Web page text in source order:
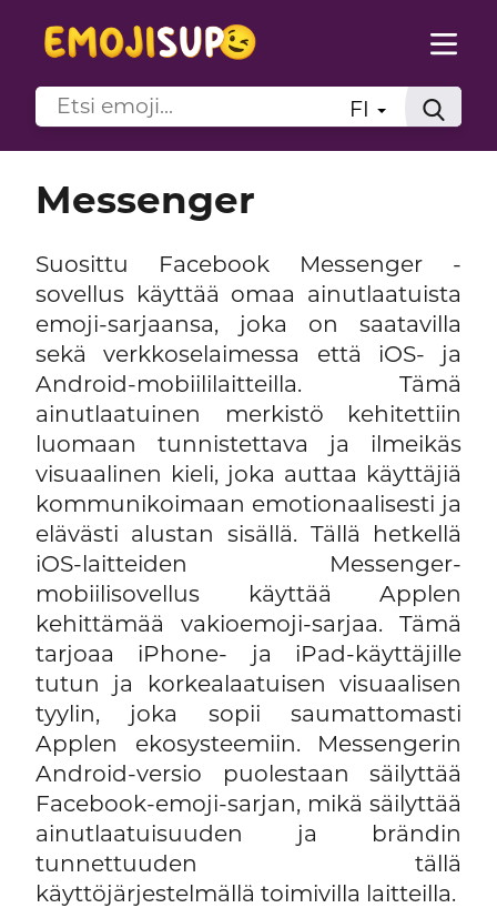
FI
Messenger
Suosittu Facebook Messenger -
sovellus käyttää omaa ainutlaatuista
emoji-sarjaansa, joka on saatavilla
sekä verkkoselaimessa että iOS- ja
Android-mobiililaitteilla. Tämä
ainutlaatuinen merkistö kehitettiin
luomaan tunnistettava ja ilmeikäs
visuaalinen kieli, joka auttaa käyttäjiä
kommunikoimaan emotionaalisesti ja
elävästi alustan sisällä. Tällä hetkellä
iOS-laitteiden Messenger-
mobiilisovellus käyttää Applen
kehittämää vakioemoji-sarjaa. Tämä
tarjoaa iPhone- ja iPad-käyttäjille
tutun ja korkealaatuisen visuaalisen
tyylin, joka sopii saumattomasti
Applen ekosysteemiin. Messengerin
Android-versio puolestaan säilyttää
Facebook-emoji-sarjan, mikä säilyttää
ainutlaatuisuuden ja brändin
tunnettuuden tällä
käyttöjärjestelmällä toimivilla laitteilla.